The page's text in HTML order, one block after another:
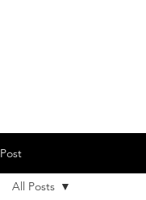
Post
All Posts